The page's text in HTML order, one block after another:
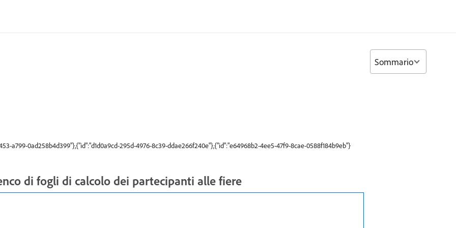
a799-0ad258b4d399"},{"id":"d1d0a9cd-295d-4976-8c39-ddae266f240e"},{"id":"e64968b2-4ee5-47f9-8cae-0588f184b9eb"}
di fogli di calcolo dei partecipanti alle fiere
Sommario